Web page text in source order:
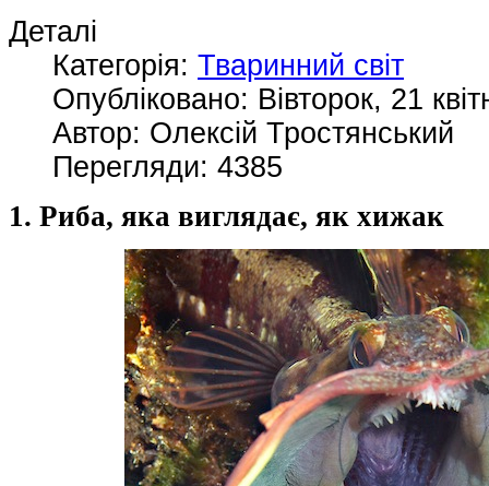
Деталі
Категорія: Тваринний світ
Опубліковано: Вівторок, 21
Автор: Олексій Тростянський
Перегляди: 4385
1. Риба, яка виглядає, як хижак